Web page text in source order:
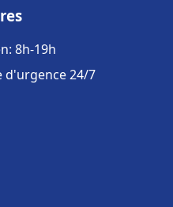
8h-19h
d'urgence 24/7